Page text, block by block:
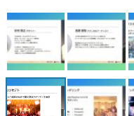
運営：株式会社マレ